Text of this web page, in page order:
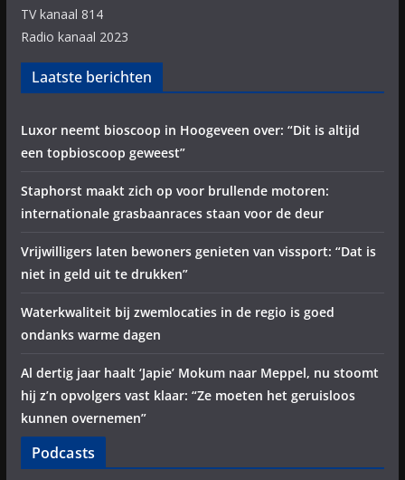
TV kanaal 814
Radio kanaal 2023
Laatste berichten
Luxor neemt bioscoop in Hoogeveen over: “Dit is altijd
een topbioscoop geweest”
Staphorst maakt zich op voor brullende motoren:
internationale grasbaanraces staan voor de deur
Vrijwilligers laten bewoners genieten van vissport: “Dat is
niet in geld uit te drukken”
Waterkwaliteit bij zwemlocaties in de regio is goed
ondanks warme dagen
Al dertig jaar haalt ‘Japie’ Mokum naar Meppel, nu stoomt
hij z’n opvolgers vast klaar: “Ze moeten het geruisloos
kunnen overnemen”
Podcasts